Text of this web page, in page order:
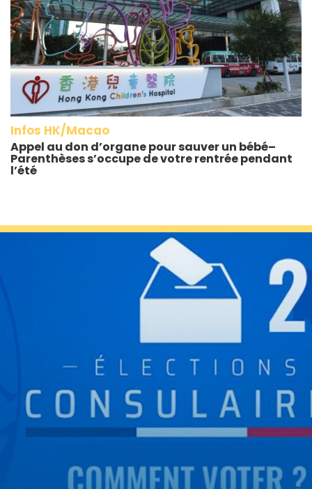
Infos HK/Macao
Appel au don d’organe pour sauver un bébé–
Parenthèses s’occupe de votre rentrée pendant
l’été